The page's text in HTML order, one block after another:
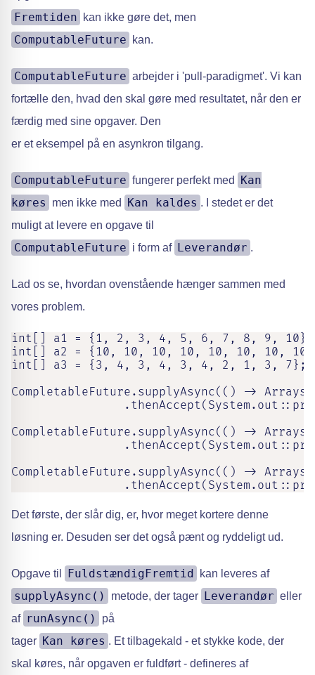
Fremtiden kan ikke gøre det, men
ComputableFuture kan.
ComputableFuture arbejder i 'pull-paradigmet'. Vi kan
fortælle den, hvad den skal gøre med resultatet, når den er
færdig med sine opgaver. Den
er et eksempel på en asynkron tilgang.
ComputableFuture fungerer perfekt med
Kan
køres
men ikke med Kan kaldes . I stedet er det
muligt at levere en opgave til
ComputableFuture i form af Leverandør .
Lad os se, hvordan ovenstående hænger sammen med
vores problem.
int[] a1 = {1, 2, 3, 4, 5, 6, 7, 8, 9, 10};
int[] a2 = {10, 10, 10, 10, 10, 10, 10,
int[] a3 = {3, 4, 3, 4, 3, 4, 2, 1, 3, 7};
CompletableFuture.supplyAsync(() ->
CompletableFuture.supplyAsync(() ->
CompletableFuture.supplyAsync(() ->
Det første, der slår dig, er, hvor meget kortere denne
løsning er. Desuden ser det også pænt og ryddeligt ud.
Opgave til FuldstændigFremtid kan leveres af
supplyAsync() metode, der tager Leverandør eller
af runAsync()
på
tager Kan køres . Et tilbagekald - et stykke kode, der
skal køres, når opgaven er fuldført - defineres af